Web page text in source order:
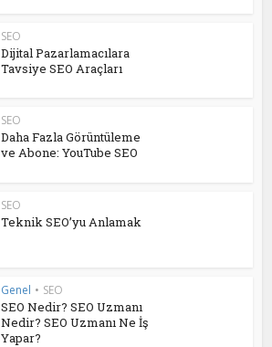
SEO
Dijital Pazarlamacılara
Tavsiye SEO Araçları
SEO
Daha Fazla Görüntüleme
ve Abone: YouTube SEO
SEO
Teknik SEO’yu Anlamak
Genel • SEO
SEO Nedir? SEO Uzmanı
Nedir? SEO Uzmanı Ne İş
Yapar?